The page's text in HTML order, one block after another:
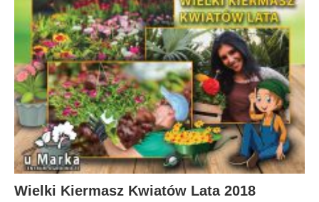
Wielki Kiermasz Kwiatów Lata 2018